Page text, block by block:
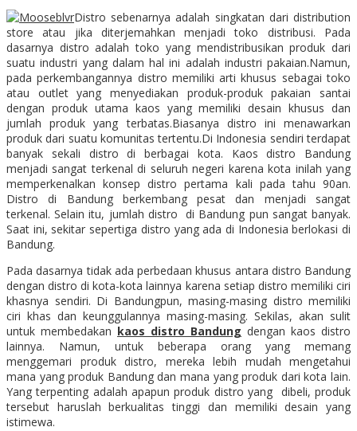
Distro sebenarnya adalah singkatan dari distribution
store atau jika diterjemahkan menjadi toko distribusi. Pada
dasarnya distro adalah toko yang mendistribusikan produk dari
suatu industri yang dalam hal ini adalah industri pakaian.Namun,
pada perkembangannya distro memiliki arti khusus sebagai toko
atau outlet yang menyediakan produk-produk pakaian santai
dengan produk utama kaos yang memiliki desain khusus dan
jumlah produk yang terbatas.Biasanya distro ini menawarkan
produk dari suatu komunitas tertentu.Di Indonesia sendiri terdapat
banyak sekali distro di berbagai kota. Kaos distro Bandung
menjadi sangat terkenal di seluruh negeri karena kota inilah yang
memperkenalkan konsep distro pertama kali pada tahu 90an.
Distro di Bandung berkembang pesat dan menjadi sangat
terkenal. Selain itu, jumlah distro di Bandung pun sangat banyak.
Saat ini, sekitar sepertiga distro yang ada di Indonesia berlokasi di
Bandung.
Pada dasarnya tidak ada perbedaan khusus antara distro Bandung
dengan distro di kota-kota lainnya karena setiap distro memiliki ciri
khasnya sendiri. Di Bandungpun, masing-masing distro memiliki
ciri khas dan keunggulannya masing-masing. Sekilas, akan sulit
untuk membedakan kaos distro Bandung dengan kaos distro
lainnya. Namun, untuk beberapa orang yang memang
menggemari produk distro, mereka lebih mudah mengetahui
mana yang produk Bandung dan mana yang produk dari kota lain.
Yang terpenting adalah apapun produk distro yang dibeli, produk
tersebut haruslah berkualitas tinggi dan memiliki desain yang
istimewa.